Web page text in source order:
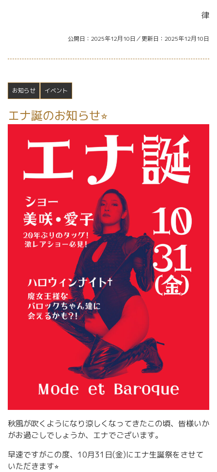
律
公開日 2025年12月10日 更新日 2025年12月10日
エナ誕のお知らせ⭐︎
お知らせ イベント
秋風が吹くようになり涼しくなってきたこの頃、皆様いか
がお過ごしでしょうか、エナでございます。
早速ですがこの度、10月31日(金)にエナ生誕祭をさせて
いただきます⭐︎